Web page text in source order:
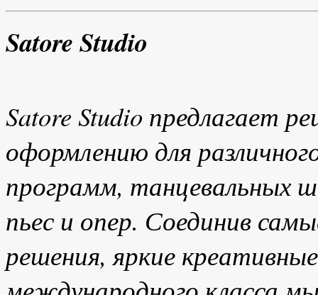
SatoreStudio
Satore Studio предлагает
оформлению для
программ, танцевальных
пьес и опер. Соединив
решения, яркие